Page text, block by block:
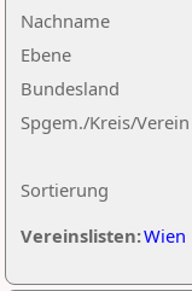
Nachname
Ebene
Sortierung
Bundesland
Spgem./Kreis/Verein
Vereinslisten:Wien